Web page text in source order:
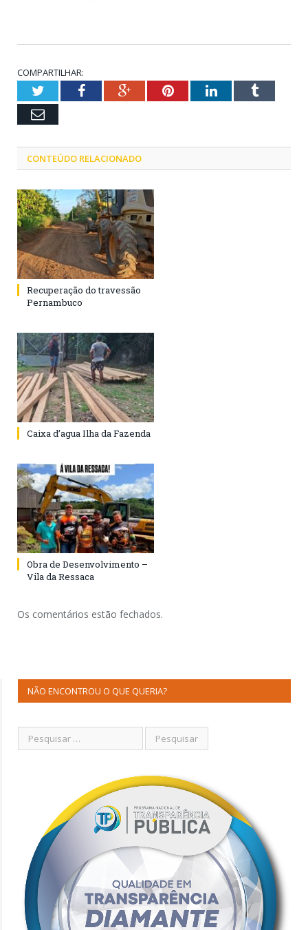
COMPARTILHAR:
TwitterFacebookGoogle+PinterestLinkedInTumblr
Email
CONTEÚDO RELACIONADO
Recuperação do travessão
Pernambuco
Caixa d’agua Ilha da Fazenda
Obra de Desenvolvimento –
Vila da Ressaca
Os comentários estão fechados.
NÃO ENCONTROU O QUE QUERIA?